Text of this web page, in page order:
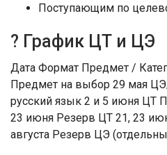
Поступающим по
? График ЦТ и ЦЭ
Дата Формат Предмет /
Предмет на выбор 29 мая
русский язык 2 и 5 июня ЦТ
23 июня Резерв ЦТ 21, 23
августа Резерв ЦЭ